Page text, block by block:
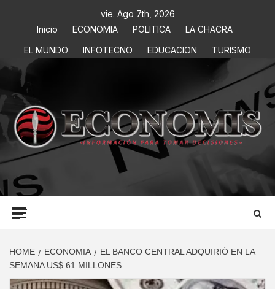
vie. Ago 7th, 2026
Inicio
ECONOMIA POLITICA
LA CHACRA
EL MUNDO
INFOTECNO EDUCACION TURISMO
ECONOMIS
INFORMACIÓN PARA TOMAR DECISIONES
HOME ECONOMIA
EL BANCO CENTRAL ADQUIRIÓ EN LA
SEMANA US$ 61 MILLONES